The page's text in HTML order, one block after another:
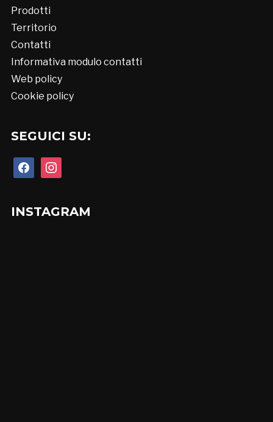
Prodotti
Territorio
Contatti
Informativa modulo contatti
Web policy
Cookie policy
SEGUICI SU:
facebookinstagram
INSTAGRAM